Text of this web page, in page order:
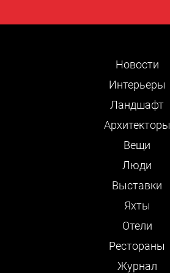
Новости
Интерьеры
Ландшафт
Архитекторы
Вещи
Люди
Выставки
Яхты
Отели
Рестораны
Журнал